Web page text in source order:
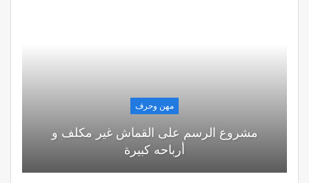
مهن وحرف
مشروع الرسم على القماش غير مكلف و
أرباحه كبيرة